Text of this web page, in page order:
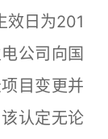
效日为201
公司向国
目变更并
认定无论